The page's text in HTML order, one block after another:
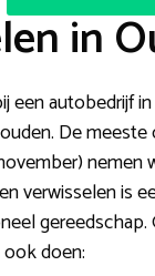
in
een autobedrijf
De
nemen
verwisselen is
doen: